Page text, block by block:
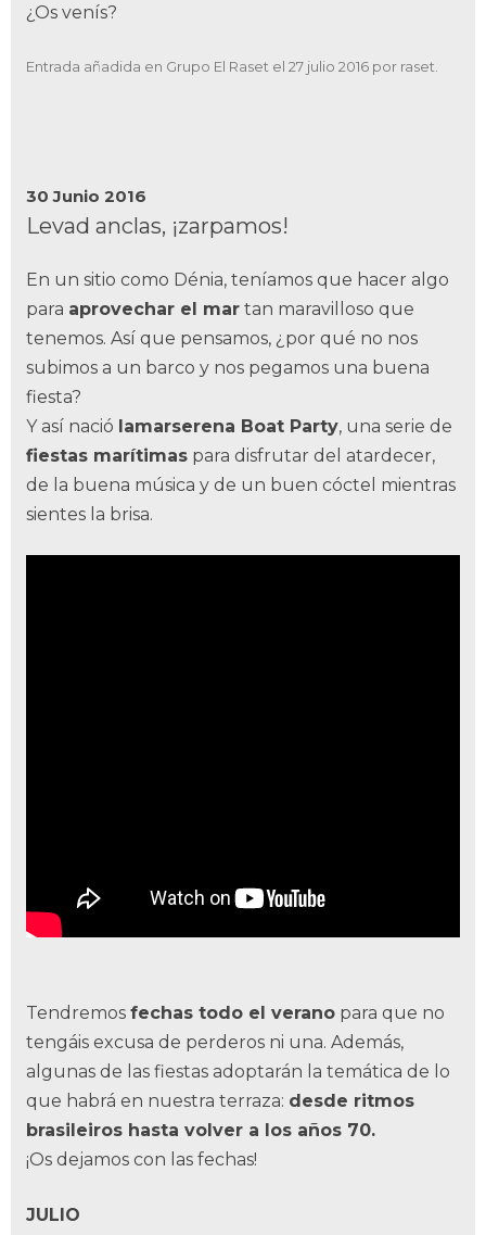
¿Os venís?
Entrada añadida en Grupo El Raset el 27 julio 2016 por raset
30 Junio 2016
Levad anclas, ¡zarpamos!
En un sitio como Dénia, teníamos que hacer algo
para aprovechar el mar tan maravilloso que
tenemos. Así que pensamos, ¿por qué no nos
subimos a un barco y nos pegamos una buena
fiesta?
Y así nació lamarserena Boat Party, una serie de
fiestas marítimas para disfrutar del atardecer,
de la buena música y de un buen cóctel mientras
sientes la brisa.
Tendremos fechas todo el verano para que no
tengáis excusa de perderos ni una. Además,
algunas de las fiestas adoptarán la temática de lo
que habrá en nuestra terraza: desde ritmos
brasileiros hasta volver a los años 70.
¡Os dejamos con las fechas!
JULIO